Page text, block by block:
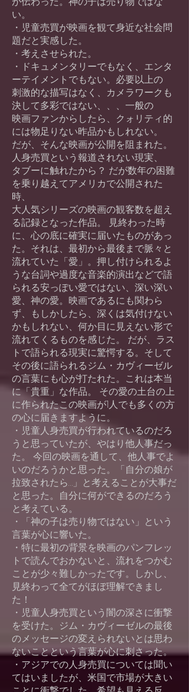
い。
・児童売買が映画を観て身近な社会問
題だと実感した。
・考えさせられた。
・ドキュメンタリーでもなく、エンタ
ーテイメントでもない。必要以上の
刺激的な描写はなく、カメラワークも
決して多彩ではない、、、一般の
映画ファンからしたら、クォリティ的
には物足りない昨品かもしれない。
だが、そんな映画が公開を阻まれた。
人身売買という報道されない現実、
タブーに触れたから？ だが数年の困難
を乗り越えてアメリカで公開された
時、
大人気シリーズの映画の観客数を超え
る記録となった作品。 見終わった時
に、心の底に確実に届いたものがあっ
た。それは、最初から最後まで脈々と
流れていた「愛」。押し付けられるよ
うな台詞や過度な音楽的演出などで語
られる安っぽい愛ではない、深い深い
愛、神の愛。映画であるにも関わら
ず、もしかしたら、深くは気付けない
かもしれない、何か目に見えない形で
流れてくるものを感じた。 だが、ラス
トで語られる現実に驚愕する。そして
その後に語られるジム・カヴィーゼル
の言葉にも心が打たれた。これは本当
に「貴重」な作品。 その愛の土台の上
に作られたこの映画が1人でも多くの方
の心に届きますように。
・児童人身売買が行われているのだろ
うと思っていたが、やはり他人事だっ
た。 今回の映画を通して、他人事でよ
いのだろうかと思った。「自分の娘が
拉致されたら…」と考えることが大事だ
と思った。自分に何ができるのだろう
と考えている。
・「神の子は売り物ではない」という
言葉が心に響いた。
・特に最初の背景を映画のパンフレッ
トで読んでおかないと、流れをつかむ
ことが少々難しかったです。しかし、
見終わって全てがほぼ理解できまし
た！
・児童人身売買という闇の深さに衝撃
を受けた。ジム・カヴィーゼルの最後
のメッセージの変えられないとは思わ
ないことという言葉が心に刺さった。
・アジアでの人身売買については聞い
てはいましたが、米国で市場が大きい